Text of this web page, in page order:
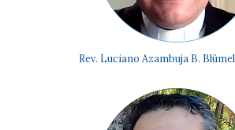
Rev. Luciano Azambuja B. Blümel